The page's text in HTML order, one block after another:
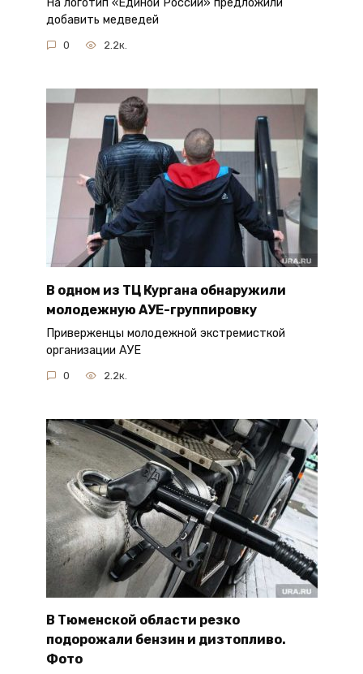
добавить медведей
0 2.2к.
В одном из ТЦ Кургана обнаружили
молодежную АУЕ-группировку
Приверженцы молодежной экстремисткой
организации АУЕ
0 2.2к.
В Тюменской области резко
подорожали бензин и дизтопливо.
Фото